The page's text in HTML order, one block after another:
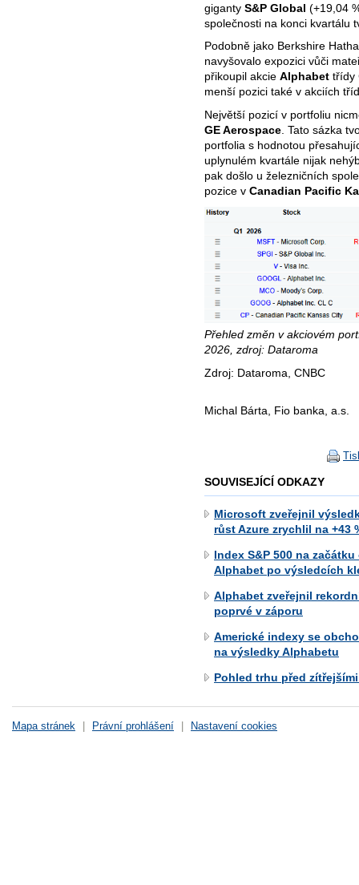
giganty S&P Global (+19,04
společnosti na konci kvartálu
Podobně jako Berkshire
navyšovalo expozici vůči
přikoupil akcie Alphabet třídy
menší pozici také v akciích
Největší pozicí v portfoliu
GE Aerospace . Tato sázka
portfolia s hodnotou
uplynulém kvartále nijak
pak došlo u železničních
pozice v Canadian Pacific
Přehled změn v akciovém
2026, zdroj: Dataroma
Zdroj: Dataroma, CNBC
Michal Bárta, Fio banka, a.s.
SOUVISEJÍCÍ ODKAZY
Microsoft zveřejnil
růst Azure zrychlil na +43
Index S&P 500 na
Alphabet po výsledcích
Alphabet zveřejnil
poprvé v záporu
Americké indexy se
na výsledky Alphabetu
Pohled trhu před
Mapa stránek Právní prohlášení Nastavení cookies